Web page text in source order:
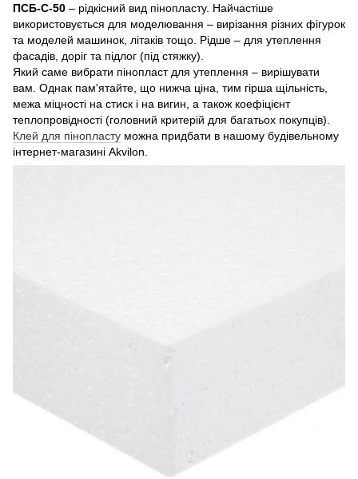
ПСБ-С-50 – рідкісний вид пінопласту. Найчастіше
використовується для моделювання – вирізання різних фігурок
та моделей машинок, літаків тощо. Рідше – для утеплення
фасадів, доріг та підлог (під стяжку).
Який саме вибрати пінопласт для утеплення – вирішувати
вам. Однак пам'ятайте, що нижча ціна, тим гірша щільність,
межа міцності на стиск і на вигин, а також коефіцієнт
теплопровідності (головний критерій для багатьох покупців).
Клей для пінопласту можна придбати в нашому будівельному
інтернет-магазині Akvilon.